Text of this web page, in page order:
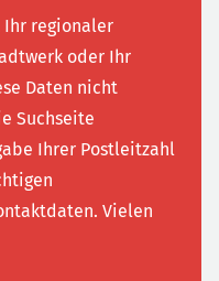
Ihr regionaler
oder Ihr
Daten nicht
Suchseite
Ihrer Postleitzahl
Vielen